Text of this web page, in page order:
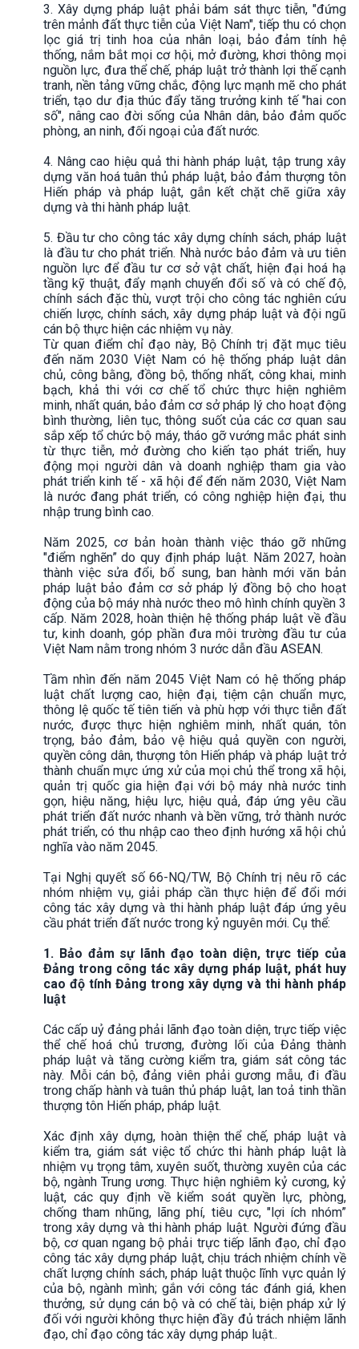
3. Xây dựng pháp luật phải bám sát thực tiễn, "đứng
trên mảnh đất thực tiễn của Việt Nam", tiếp thu có chọn
lọc giá trị tinh hoa của nhân loại, bảo đảm tính hệ
thống, nắm bắt mọi cơ hội, mở đường, khơi thông mọi
nguồn lực, đưa thể chế, pháp luật trở thành lợi thế cạnh
tranh, nền tảng vững chắc, động lực mạnh mẽ cho phát
triển, tạo dư địa thúc đẩy tăng trưởng kinh tế "hai con
số", nâng cao đời sống của Nhân dân, bảo đảm quốc
phòng, an ninh, đối ngoại của đất nước.
4. Nâng cao hiệu quả thi hành pháp luật, tập trung xây
dựng văn hoá tuân thủ pháp luật, bảo đảm thượng tôn
Hiến pháp và pháp luật, gắn kết chặt chẽ giữa xây
dựng và thi hành pháp luật.
5. Đầu tư cho công tác xây dựng chính sách, pháp luật
là đầu tư cho phát triển. Nhà nước bảo đảm và ưu tiên
nguồn lực để đầu tư cơ sở vật chất, hiện đại hoá hạ
tầng kỹ thuật, đẩy mạnh chuyển đổi số và có chế độ,
chính sách đặc thù, vượt trội cho công tác nghiên cứu
chiến lược, chính sách, xây dựng pháp luật và đội ngũ
cán bộ thực hiện các nhiệm vụ này.
Từ quan điểm chỉ đạo này, Bộ Chính trị đặt mục tiêu
đến năm 2030 Việt Nam có hệ thống pháp luật dân
chủ, công bằng, đồng bộ, thống nhất, công khai, minh
bạch, khả thi với cơ chế tổ chức thực hiện nghiêm
minh, nhất quán, bảo đảm cơ sở pháp lý cho hoạt động
bình thường, liên tục, thông suốt của các cơ quan sau
sắp xếp tổ chức bộ máy, tháo gỡ vướng mắc phát sinh
từ thực tiễn, mở đường cho kiến tạo phát triển, huy
động mọi người dân và doanh nghiệp tham gia vào
phát triển kinh tế - xã hội để đến năm 2030, Việt Nam
là nước đang phát triển, có công nghiệp hiện đại, thu
nhập trung bình cao.
Năm 2025, cơ bản hoàn thành việc tháo gỡ những
"điểm nghẽn” do quy định pháp luật. Năm 2027, hoàn
thành việc sửa đổi, bổ sung, ban hành mới văn bản
pháp luật bảo đảm cơ sở pháp lý đồng bộ cho hoạt
động của bộ máy nhà nước theo mô hình chính quyền 3
cấp. Năm 2028, hoàn thiện hệ thống pháp luật về đầu
tư, kinh doanh, góp phần đưa môi trường đầu tư của
Việt Nam nằm trong nhóm 3 nước dẫn đầu ASEAN.
Tầm nhìn đến năm 2045 Việt Nam có hệ thống pháp
luật chất lượng cao, hiện đại, tiệm cận chuẩn mực,
thông lệ quốc tế tiên tiến và phù hợp với thực tiễn đất
nước, được thực hiện nghiêm minh, nhất quán, tôn
trọng, bảo đảm, bảo vệ hiệu quả quyền con người,
quyền công dân, thượng tôn Hiến pháp và pháp luật trở
thành chuẩn mực ứng xử của mọi chủ thể trong xã hội,
quản trị quốc gia hiện đại với bộ máy nhà nước tinh
gọn, hiệu năng, hiệu lực, hiệu quả, đáp ứng yêu cầu
phát triển đất nước nhanh và bền vững, trở thành nước
phát triển, có thu nhập cao theo định hướng xã hội chủ
nghĩa vào năm 2045.
Tại Nghị quyết số 66-NQ/TW, Bộ Chính trị nêu rõ các
nhóm nhiệm vụ, giải pháp cần thực hiện để đổi mới
công tác xây dựng và thi hành pháp luật đáp ứng yêu
cầu phát triển đất nước trong kỷ nguyên mới. Cụ thể:
1. Bảo đảm sự lãnh đạo toàn diện, trực tiếp của
Đảng trong công tác xây dựng pháp luật, phát huy
cao độ tính Đảng trong xây dựng và thi hành pháp
luật
Các cấp uỷ đảng phải lãnh đạo toàn diện, trực tiếp việc
thể chế hoá chủ trương, đường lối của Đảng thành
pháp luật và tăng cường kiểm tra, giám sát công tác
này. Mỗi cán bộ, đảng viên phải gương mẫu, đi đầu
trong chấp hành và tuân thủ pháp luật, lan toả tinh thần
thượng tôn Hiến pháp, pháp luật.
Xác định xây dựng, hoàn thiện thể chế, pháp luật và
kiểm tra, giám sát việc tổ chức thi hành pháp luật là
nhiệm vụ trọng tâm, xuyên suốt, thường xuyên của các
bộ, ngành Trung ương. Thực hiện nghiêm kỷ cương, kỷ
luật, các quy định về kiểm soát quyền lực, phòng,
chống tham nhũng, lãng phí, tiêu cực, "lợi ích nhóm”
trong xây dựng và thi hành pháp luật. Người đứng đầu
bộ, cơ quan ngang bộ phải trực tiếp lãnh đạo, chỉ đạo
công tác xây dựng pháp luật, chịu trách nhiệm chính về
chất lượng chính sách, pháp luật thuộc lĩnh vực quản lý
của bộ, ngành mình; gắn với công tác đánh giá, khen
thưởng, sử dụng cán bộ và có chế tài, biện pháp xử lý
đối với người không thực hiện đầy đủ trách nhiệm lãnh
đạo, chỉ đạo công tác xây dựng pháp luật..